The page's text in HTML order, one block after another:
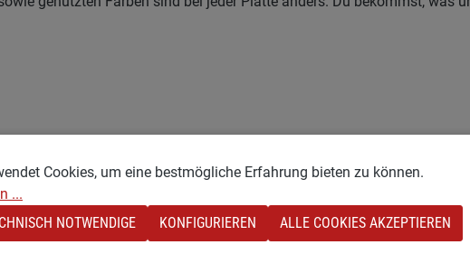
Cookies, um eine bestmögliche Erfahrung bieten zu können.
...
NOTWENDIGE
KONFIGURIEREN ALLE COOKIES AKZEPTIEREN